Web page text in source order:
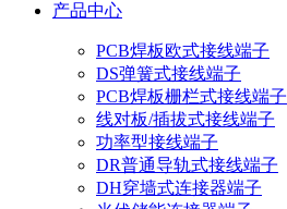
产品中心
PCB焊板欧式接线端子
DS弹簧式接线端子
PCB焊板栅栏式接线端子
线对板/插拔式接线端子
功率型接线端子
DR普通导轨式接线端子
DH穿墙式连接器端子